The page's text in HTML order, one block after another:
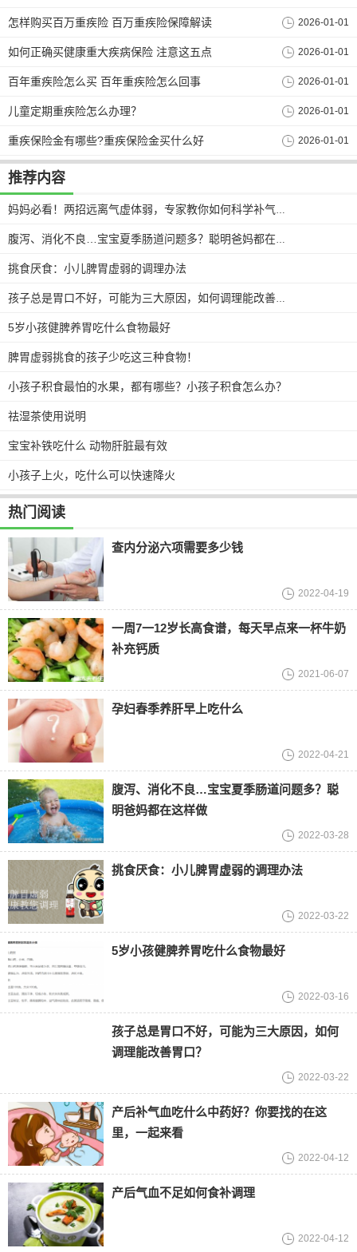
怎样购买百万重疾险 百万重疾险保障解读 2026-01-01
如何正确买健康重大疾病保险 注意这五点 2026-01-01
百年重疾险怎么买 百年重疾险怎么回事 2026-01-01
儿童定期重疾险怎么办理？ 2026-01-01
重疾保险金有哪些?重疾保险金买什么好 2026-01-01
推荐内容
妈妈必看！两招远离气虚体弱，专家教你如何科学补气血！
腹泻、消化不良…宝宝夏季肠道问题多？聪明爸妈都在这样做
挑食厌食：小儿脾胃虚弱的调理办法
孩子总是胃口不好，可能为三大原因，如何调理能改善胃口？
5岁小孩健脾养胃吃什么食物最好
脾胃虚弱挑食的孩子少吃这三种食物！
小孩子积食最怕的水果，都有哪些？小孩子积食怎么办？
祛湿茶使用说明
宝宝补铁吃什么 动物肝脏最有效
小孩子上火，吃什么可以快速降火
热门阅读
查内分泌六项需要多少钱
2022-04-19
一周7一12岁长高食谱，每天早点来一杯牛奶
补充钙质
2021-06-07
孕妇春季养肝早上吃什么
2022-04-21
腹泻、消化不良…宝宝夏季肠道问题多？聪
明爸妈都在这样做
2022-03-28
挑食厌食：小儿脾胃虚弱的调理办法
2022-03-22
5岁小孩健脾养胃吃什么食物最好
2022-03-16
孩子总是胃口不好，可能为三大原因，如何
调理能改善胃口？
2022-03-22
产后补气血吃什么中药好？你要找的在这
里，一起来看
2022-04-12
产后气血不足如何食补调理
2022-04-12